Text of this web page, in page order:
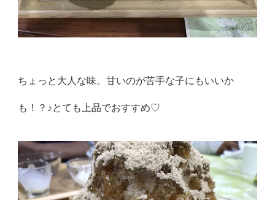
ちょっと大人な味。甘いのが苦手な子にもいいか
も！？♪とても上品でおすすめ♡